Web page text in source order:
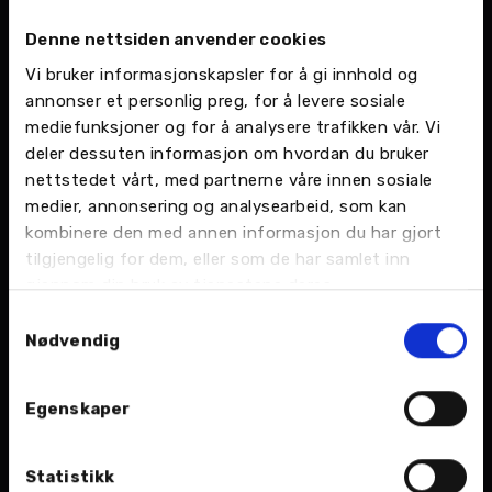
Denne nettsiden anvender cookies
Vi bruker informasjonskapsler for å gi innhold og
annonser et personlig preg, for å levere sosiale
mediefunksjoner og for å analysere trafikken vår. Vi
deler dessuten informasjon om hvordan du bruker
nettstedet vårt, med partnerne våre innen sosiale
medier, annonsering og analysearbeid, som kan
kombinere den med annen informasjon du har gjort
tilgjengelig for dem, eller som de har samlet inn
gjennom din bruk av tjenestene deres.
Nødvendig
Egenskaper
Statistikk
2000-tallet for å finne forrige halvår da Toyota
toppet listen over flest nyregistrerte varebiler. -
Vi har nå et komplett utvalg av varebiler, og
resultatene kommer fra en forsterket satsing på
varebiler både på importør og forhandlere, sier
varebilsjef Hans Petter Bakken i Toyota Norge.
Også i Harstad ligger Toyota høyt på
salgsstatistikken med en markedsandel på 15,4
prosent, bak Ford og Volkswagen med en
19,2 prosent.
Proace, inkludert en elektrisk utgave som er
Det er svært gledelig at den kompakte varebilen